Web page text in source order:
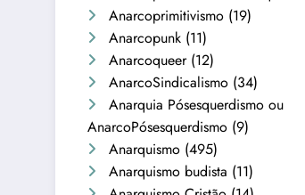
Anarcoprimitivismo (19)
Anarcopunk (11)
Anarcoqueer(12)
AnarcoSindicalismo (34)
Anarquia Pósesquerdismo ou
AnarcoPósesquerdismo (9)
Anarquismo (495)
Anarquismo budista (11)